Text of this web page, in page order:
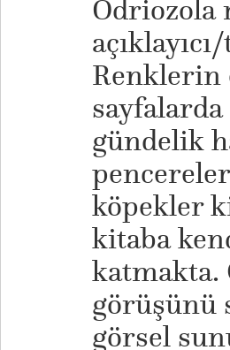
Odriozola
Renklerin
gündelik
köpekler
kitaba
katmakta.
görüşünü
görsel